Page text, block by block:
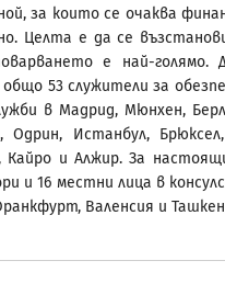
за които се очаква
Целта е да се
е най-голямо.
53 служители за
в Мадрид, Мюнхен,
Одрин, Истанбул,
Кайро и Алжир. За
и 16 местни лица в
Валенсия и